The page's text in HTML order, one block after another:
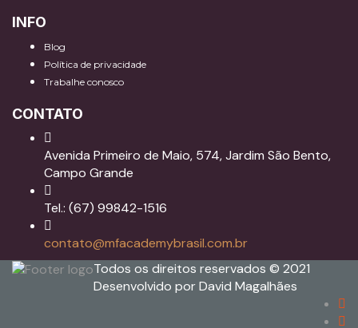
INFO
Blog
Política de privacidade
Trabalhe conosco
CONTATO
Avenida Primeiro de Maio, 574, Jardim São Bento,
Campo Grande
Tel.: (67) 99842-1516
contato@mfacademybrasil.com.br
Todos os direitos reservados © 2021
Desenvolvido por David Magalhães